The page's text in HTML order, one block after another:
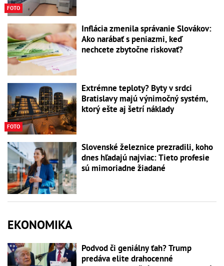
FOTO
Inflácia zmenila správanie Slovákov:
Ako narábať s peniazmi, keď
nechcete zbytočne riskovať?
FOTO
Extrémne teploty? Byty v srdci
Bratislavy majú výnimočný systém,
ktorý ešte aj šetrí náklady
Slovenské železnice prezradili, koho
dnes hľadajú najviac: Tieto profesie
sú mimoriadne žiadané
EKONOMIKA
Podvod či geniálny ťah? Trump
predáva elite drahocenné